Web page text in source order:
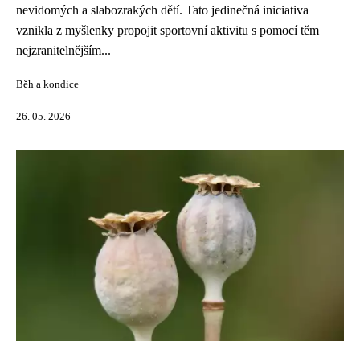
nevidomých a slabozrakých dětí. Tato jedinečná iniciativa
vznikla z myšlenky propojit sportovní aktivitu s pomocí těm
nejzranitelnějším...
Běh a kondice
26. 05. 2026